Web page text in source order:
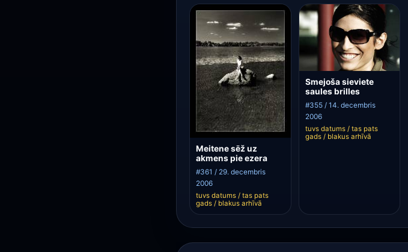
Meitene sēž uz
akmens pie ezera
#361 / 29. decembris
2006
tuvs datums / tas pats
gads / blakus arhīvā
Smejoša sieviete
saules brilles
#355 / 14. decembris
2006
tuvs datums / tas pats
gads / blakus arhīvā